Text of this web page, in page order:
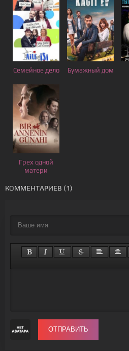
Семейное дело Бумажный дом
Грех одной
матери
КОММЕНТАРИЕВ (1)
ОТПРАВИТЬ